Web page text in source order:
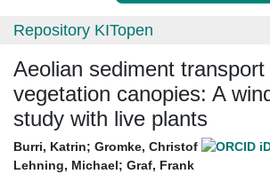
Repository KITopen
Aeolian sediment transport
vegetation canopies: A
study with live plants
Burri, Katrin; Gromke, Christof
Lehning, Michael; Graf, Frank